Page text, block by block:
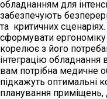
обладнанням для
забезпечують
та критичних
сформувати ергономіку
корелює з його
інтеграцію
вам потрібна медичне
підкажуть оптимальні
планування приміщень,